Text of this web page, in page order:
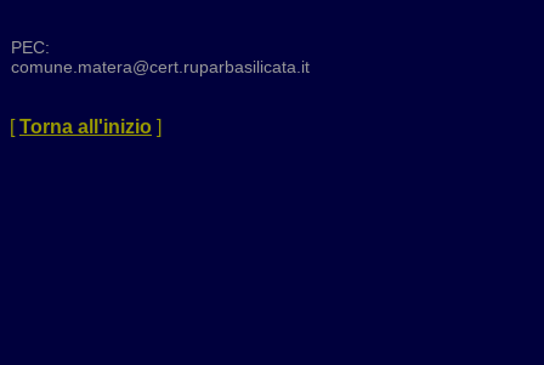
PEC:
comune.matera@cert.ruparbasilicata.it
[Torna all'inizio ]